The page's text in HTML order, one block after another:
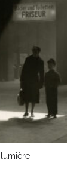
lumière